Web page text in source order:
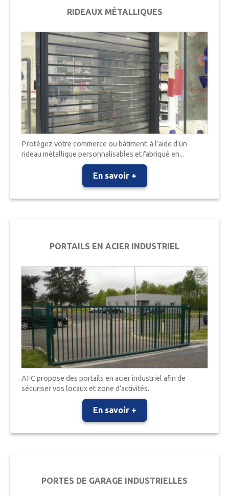
RIDEAUX MÉTALLIQUES
Protégez votre commerce ou bâtiment à l’aide d’un
rideau métallique personnalisables et fabriqué en...
En savoir +
PORTAILS EN ACIER INDUSTRIEL
AFC propose des portails en acier industriel afin de
sécuriser vos locaux et zone d’activités.
En savoir +
PORTES DE GARAGE INDUSTRIELLES